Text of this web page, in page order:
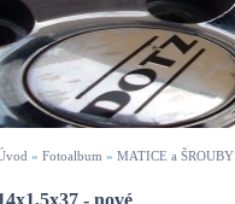
» Fotoalbum » MATICE a ŠROUBY